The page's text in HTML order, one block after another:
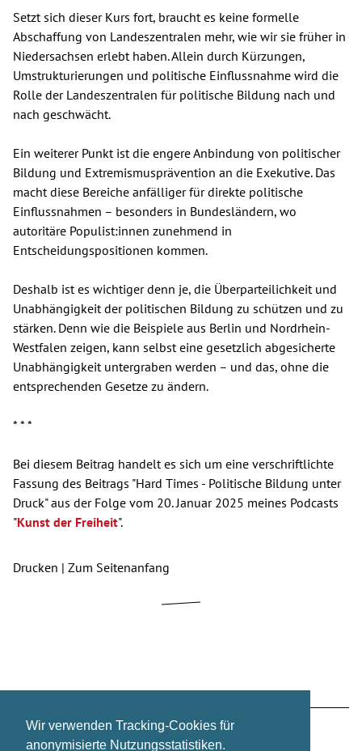
Wir verwenden Tracking-Cookies für
anonymisierte Nutzungsstatistiken.
Setzt sich dieser Kurs fort, braucht es keine formelle
Abschaffung von Landeszentralen mehr, wie wir sie früher in
Niedersachsen erlebt haben. Allein durch Kürzungen,
Umstrukturierungen und politische Einflussnahme wird die
Rolle der Landeszentralen für politische Bildung nach und
nach geschwächt.
Ein weiterer Punkt ist die engere Anbindung von politischer
Bildung und Extremismusprävention an die Exekutive. Das
macht diese Bereiche anfälliger für direkte politische
Einflussnahmen – besonders in Bundesländern, wo
autoritäre Populist:innen zunehmend in
Entscheidungspositionen kommen.
Deshalb ist es wichtiger denn je, die Überparteilichkeit und
Unabhängigkeit der politischen Bildung zu schützen und zu
stärken. Denn wie die Beispiele aus Berlin und Nordrhein-
Westfalen zeigen, kann selbst eine gesetzlich abgesicherte
Unabhängigkeit untergraben werden – und das, ohne die
entsprechenden Gesetze zu ändern.
* * *
Bei diesem Beitrag handelt es sich um eine verschriftlichte
Fassung des Beitrags "Hard Times - Politische Bildung unter
Druck" aus der Folge vom 20. Januar 2025 meines Podcasts
"Kunst der Freiheit".
Drucken | Zum Seitenanfang
Zur regulären Website wechseln